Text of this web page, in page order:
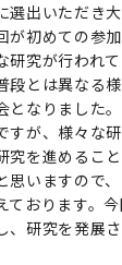
選出いただき
が初めての参
研究が行われ
段とは異なる
となりました
すが、様々な
究を進めるこ
思いますので
ております。
、研究を発展